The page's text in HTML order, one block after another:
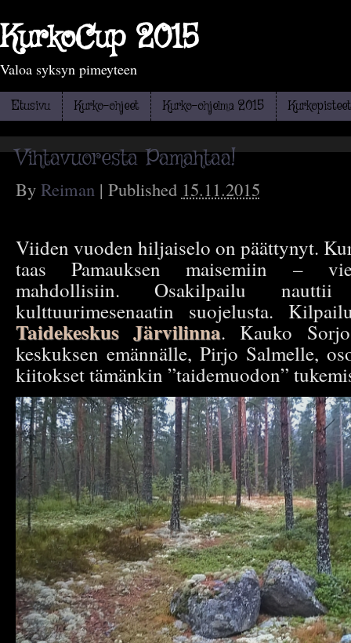
KurkoCup 2015
Valoa syksyn pimeyteen
Etusivu Kurko-ohjeet Kurko-ohjelma 2015 Kurkopisteet
Vihtavuoresta Pamahtaa!
By Reiman | Published 15.11.2015
Viiden vuoden hiljaiselo on päättynyt.
taas Pamauksen maisemiin –
mahdollisiin. Osakilpailu nauttii
kulttuurimesenaatin suojelusta.
Taidekeskus Järvilinna. Kauko
keskuksen emännälle, Pirjo Salmelle,
kiitokset tämänkin ”taidemuodon”